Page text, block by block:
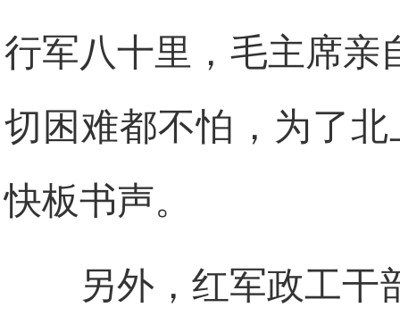
行军八十里，毛主席亲
切困难都不怕，为了
快板书声。
另外，红军政工干